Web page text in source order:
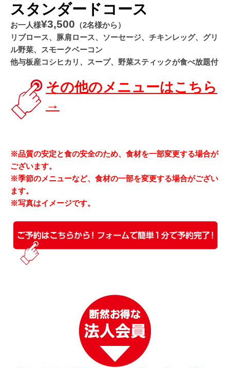
スタンダードコース
お一人様¥3,500 （2名様から）
リブロース、豚肩ロース、ソーセージ、チキンレッグ、グリ
ル野菜、スモークベーコン
他与板産コシヒカリ、スープ、野菜スティックが食べ放題付
その他のメニューはこちら
→
※品質の安定と食の安全のため、食材を一部変更する場合が
ございます。
※季節のメニューなど、食材の一部を変更する場合がござい
ます。
※写真はイメージです。